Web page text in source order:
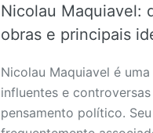
Nicolau Maquiavel:
obras e principais
Nicolau Maquiavel é
influentes e
pensamento político.